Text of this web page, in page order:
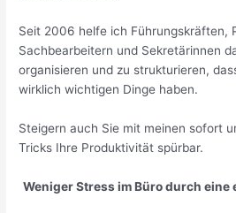
Seit 2006 helfe ich Führungskräften,
Sachbearbeitern und Sekretärinnen
organisieren und zu strukturieren,
wirklich wichtigen Dinge haben.
Steigern auch Sie mit meinen sofort
Tricks Ihre Produktivität spürbar.
Weniger Stress im Büro durch